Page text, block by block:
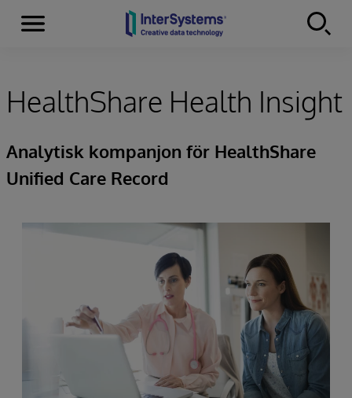
Skip to content
Menu
HealthShare Health Insight
Analytisk kompanjon för HealthShare
Unified Care Record